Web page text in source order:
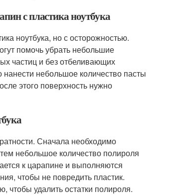
с пластика ноутбука
ноутбука, но с осторожностью.
помочь убрать небольшие
частиц и без отбеливающих
небольшое количество пасты
этого поверхность нужно
Сначала необходимо
небольшое количество полироля
к царапине и выполняются
чтобы не повредить пластик.
чтобы удалить остатки полироля.